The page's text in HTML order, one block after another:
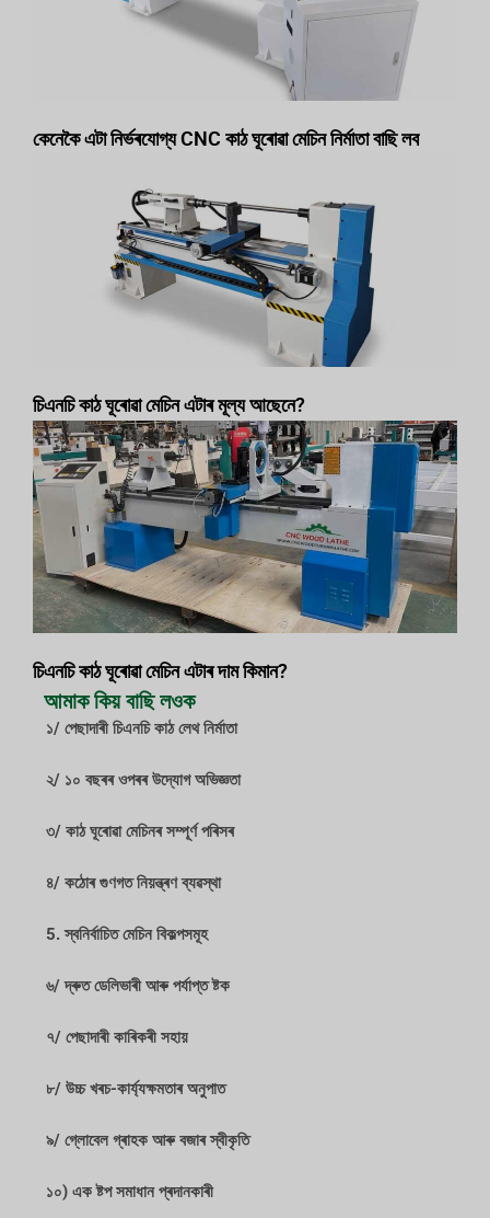
কেনেকৈ এটা নিৰ্ভৰযোগ্য CNC কাঠ ঘূৰোৱা মেচিন নিৰ্মাতা বাছি লব
চিএনচি কাঠ ঘূৰোৱা মেচিন এটাৰ মূল্য আছেনে?
চিএনচি কাঠ ঘূৰোৱা মেচিন এটাৰ দাম কিমান?
আমাক কিয় বাছি লওক
১/ পেছাদাৰী চিএনচি কাঠ লেথ নিৰ্মাতা
২/ ১০ বছৰৰ ওপৰৰ উদ্যোগ অভিজ্ঞতা
৩/ কাঠ ঘূৰোৱা মেচিনৰ সম্পূৰ্ণ পৰিসৰ
৪/ কঠোৰ গুণগত নিয়ন্ত্ৰণ ব্যৱস্থা
5. স্বনিৰ্বাচিত মেচিন বিকল্পসমূহ
৬/ দ্ৰুত ডেলিভাৰী আৰু পৰ্যাপ্ত ষ্টক
৭/ পেছাদাৰী কাৰিকৰী সহায়
৮/ উচ্চ খৰচ-কাৰ্য্যক্ষমতাৰ অনুপাত
৯/ গ্লোবেল গ্ৰাহক আৰু বজাৰ স্বীকৃতি
১০) এক ষ্টপ সমাধান প্ৰদানকাৰী